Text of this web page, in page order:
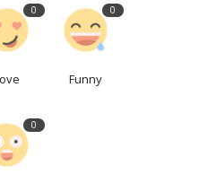
0 0
Funny
0